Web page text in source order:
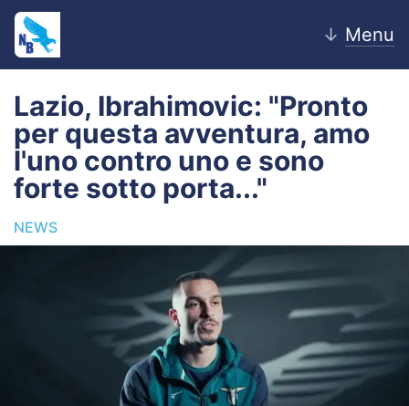
↓ Menu
Home
News
Editoriale
Settore Giovanile
Lazio Women
Calciomercato
Lazio, Ibrahimovic: "Pronto
per questa avventura, amo
l'uno contro uno e sono
forte sotto porta..."
NEWS